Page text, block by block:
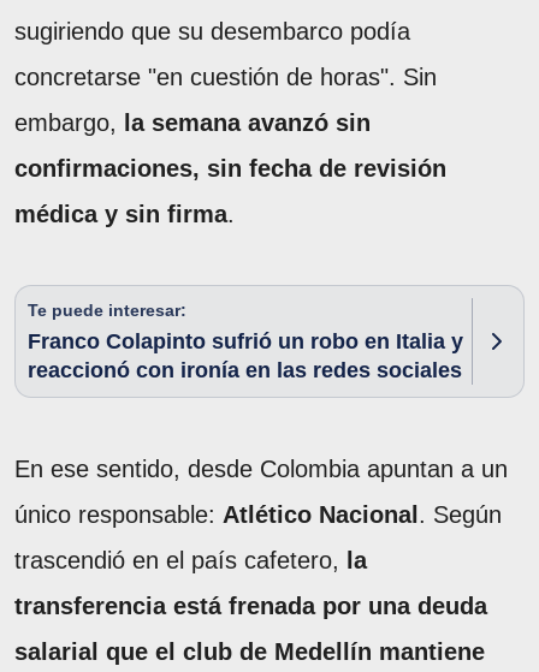
sugiriendo que su desembarco podía
concretarse "en cuestión de horas". Sin
embargo,
la semana avanzó sin
confirmaciones, sin fecha de revisión
médica y sin firma.
Te puede interesar:
Franco Colapinto sufrió un robo en Italia y
reaccionó con ironía en las redes sociales
En ese sentido, desde Colombia apuntan a un
único responsable: Atlético Nacional . Según
trascendió en el país cafetero,
la
transferencia está frenada por una deuda
salarial que el club de Medellín mantiene